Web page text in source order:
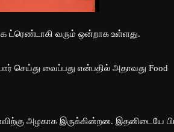
ட்ரெண்டாகி வரும் ஒன்றாக உள்ளது.
செய்து வைப்பது என்பதில் அதாவது Food
அழகாக இருக்கின்றன. இதனிடையே